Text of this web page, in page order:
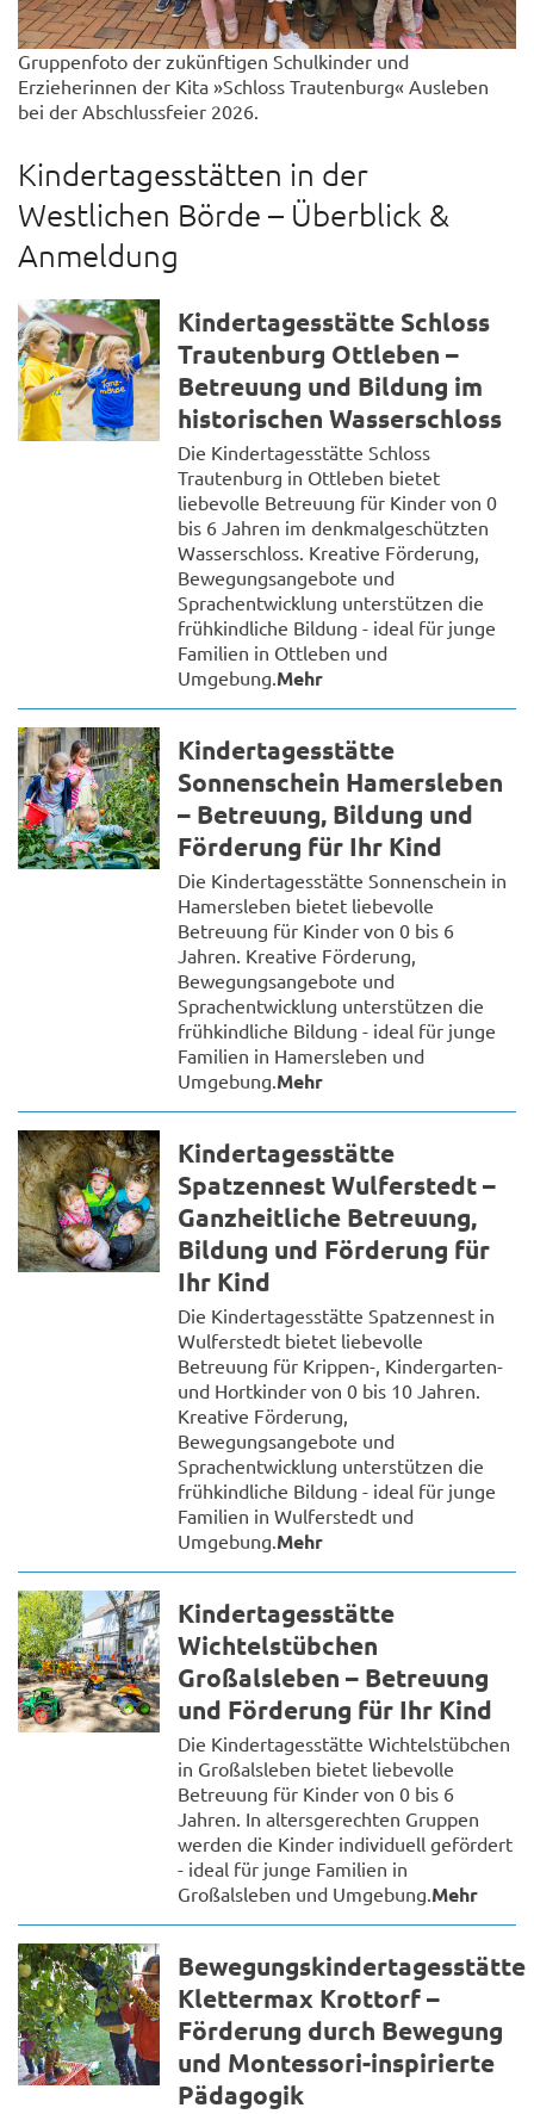
Gruppenfoto der zukünftigen Schulkinder und
Erzieherinnen der Kita »Schloss Trautenburg« Ausleben
bei der Abschlussfeier 2026.
Kindertagesstätten in der
Westlichen Börde – Überblick &
Anmeldung
Kindertagesstätte Schloss
Trautenburg Ottleben –
Betreuung und Bildung im
historischen Wasserschloss
Die Kindertagesstätte Schloss
Trautenburg in Ottleben bietet
liebevolle Betreuung für Kinder von 0
bis 6 Jahren im denkmalgeschützten
Wasserschloss. Kreative Förderung,
Bewegungsangebote und
Sprachentwicklung unterstützen die
frühkindliche Bildung - ideal für junge
Familien in Ottleben und
Umgebung. Mehr
Kindertagesstätte
Sonnenschein Hamersleben
– Betreuung, Bildung und
Förderung für Ihr Kind
Die Kindertagesstätte Sonnenschein in
Hamersleben bietet liebevolle
Betreuung für Kinder von 0 bis 6
Jahren. Kreative Förderung,
Bewegungsangebote und
Sprachentwicklung unterstützen die
frühkindliche Bildung - ideal für junge
Familien in Hamersleben und
Umgebung. Mehr
Kindertagesstätte
Spatzennest Wulferstedt –
Ganzheitliche Betreuung,
Bildung und Förderung für
Ihr Kind
Die Kindertagesstätte Spatzennest in
Wulferstedt bietet liebevolle
Betreuung für Krippen-, Kindergarten-
und Hortkinder von 0 bis 10 Jahren.
Kreative Förderung,
Bewegungsangebote und
Sprachentwicklung unterstützen die
frühkindliche Bildung - ideal für junge
Familien in Wulferstedt und
Umgebung. Mehr
Kindertagesstätte
Wichtelstübchen
Großalsleben – Betreuung
und Förderung für Ihr Kind
Die Kindertagesstätte Wichtelstübchen
in Großalsleben bietet liebevolle
Betreuung für Kinder von 0 bis 6
Jahren. In altersgerechten Gruppen
werden die Kinder individuell gefördert
- ideal für junge Familien in
Großalsleben und Umgebung. Mehr
Bewegungskindertagesstätte
Klettermax Krottorf –
Förderung durch Bewegung
und Montessori-inspirierte
Pädagogik